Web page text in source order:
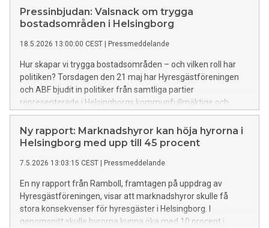
skarpt och menar att pengarna i stället borde gå tillbaka till
hyresgästerna.
Pressinbjudan: Valsnack om trygga
bostadsområden i Helsingborg
18.5.2026 13:00:00 CEST | Pressmeddelande
Hur skapar vi trygga bostadsområden – och vilken roll har
politiken? Torsdagen den 21 maj har Hyresgästföreningen
och ABF bjudit in politiker från samtliga partier
representerade i Helsingborgs kommunfullmäktige och
hyresgäster på Drottninghög till ett valsnack.
Ny rapport: Marknadshyror kan höja hyrorna i
Helsingborg med upp till 45 procent
7.5.2026 13:03:15 CEST | Pressmeddelande
En ny rapport från Ramboll, framtagen på uppdrag av
Hyresgästföreningen, visar att marknadshyror skulle få
stora konsekvenser för hyresgäster i Helsingborg. I
genomsnitt skulle hyrorna kunna öka med 10 procent i